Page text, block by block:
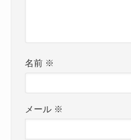
名前 ※
メール ※